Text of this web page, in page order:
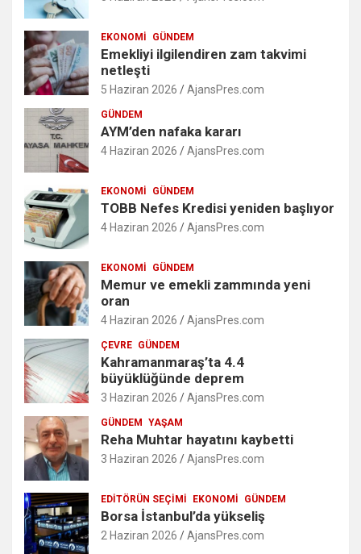
EKONOMI GÜNDEM
Emekliyi ilgilendiren zam takvimi
netleşti
5 Haziran 2026 AjansPres.com
GÜNDEM
AYM’den nafaka kararı
4 Haziran 2026 AjansPres.com
EKONOMI GÜNDEM
TOBB Nefes Kredisi yeniden başlıyor
4 Haziran 2026 AjansPres.com
EKONOMI GÜNDEM
Memur ve emekli zammında yeni
oran
4 Haziran 2026 AjansPres.com
ÇEVRE GÜNDEM
Kahramanmaraş’ta 4.4
büyüklüğünde deprem
3 Haziran 2026 AjansPres.com
GÜNDEM YAŞAM
Reha Muhtar hayatını kaybetti
3 Haziran 2026 AjansPres.com
EDITÖRÜN SEÇIMI EKONOMI GÜNDEM
Borsa İstanbul’da yükseliş
2 Haziran 2026 AjansPres.com